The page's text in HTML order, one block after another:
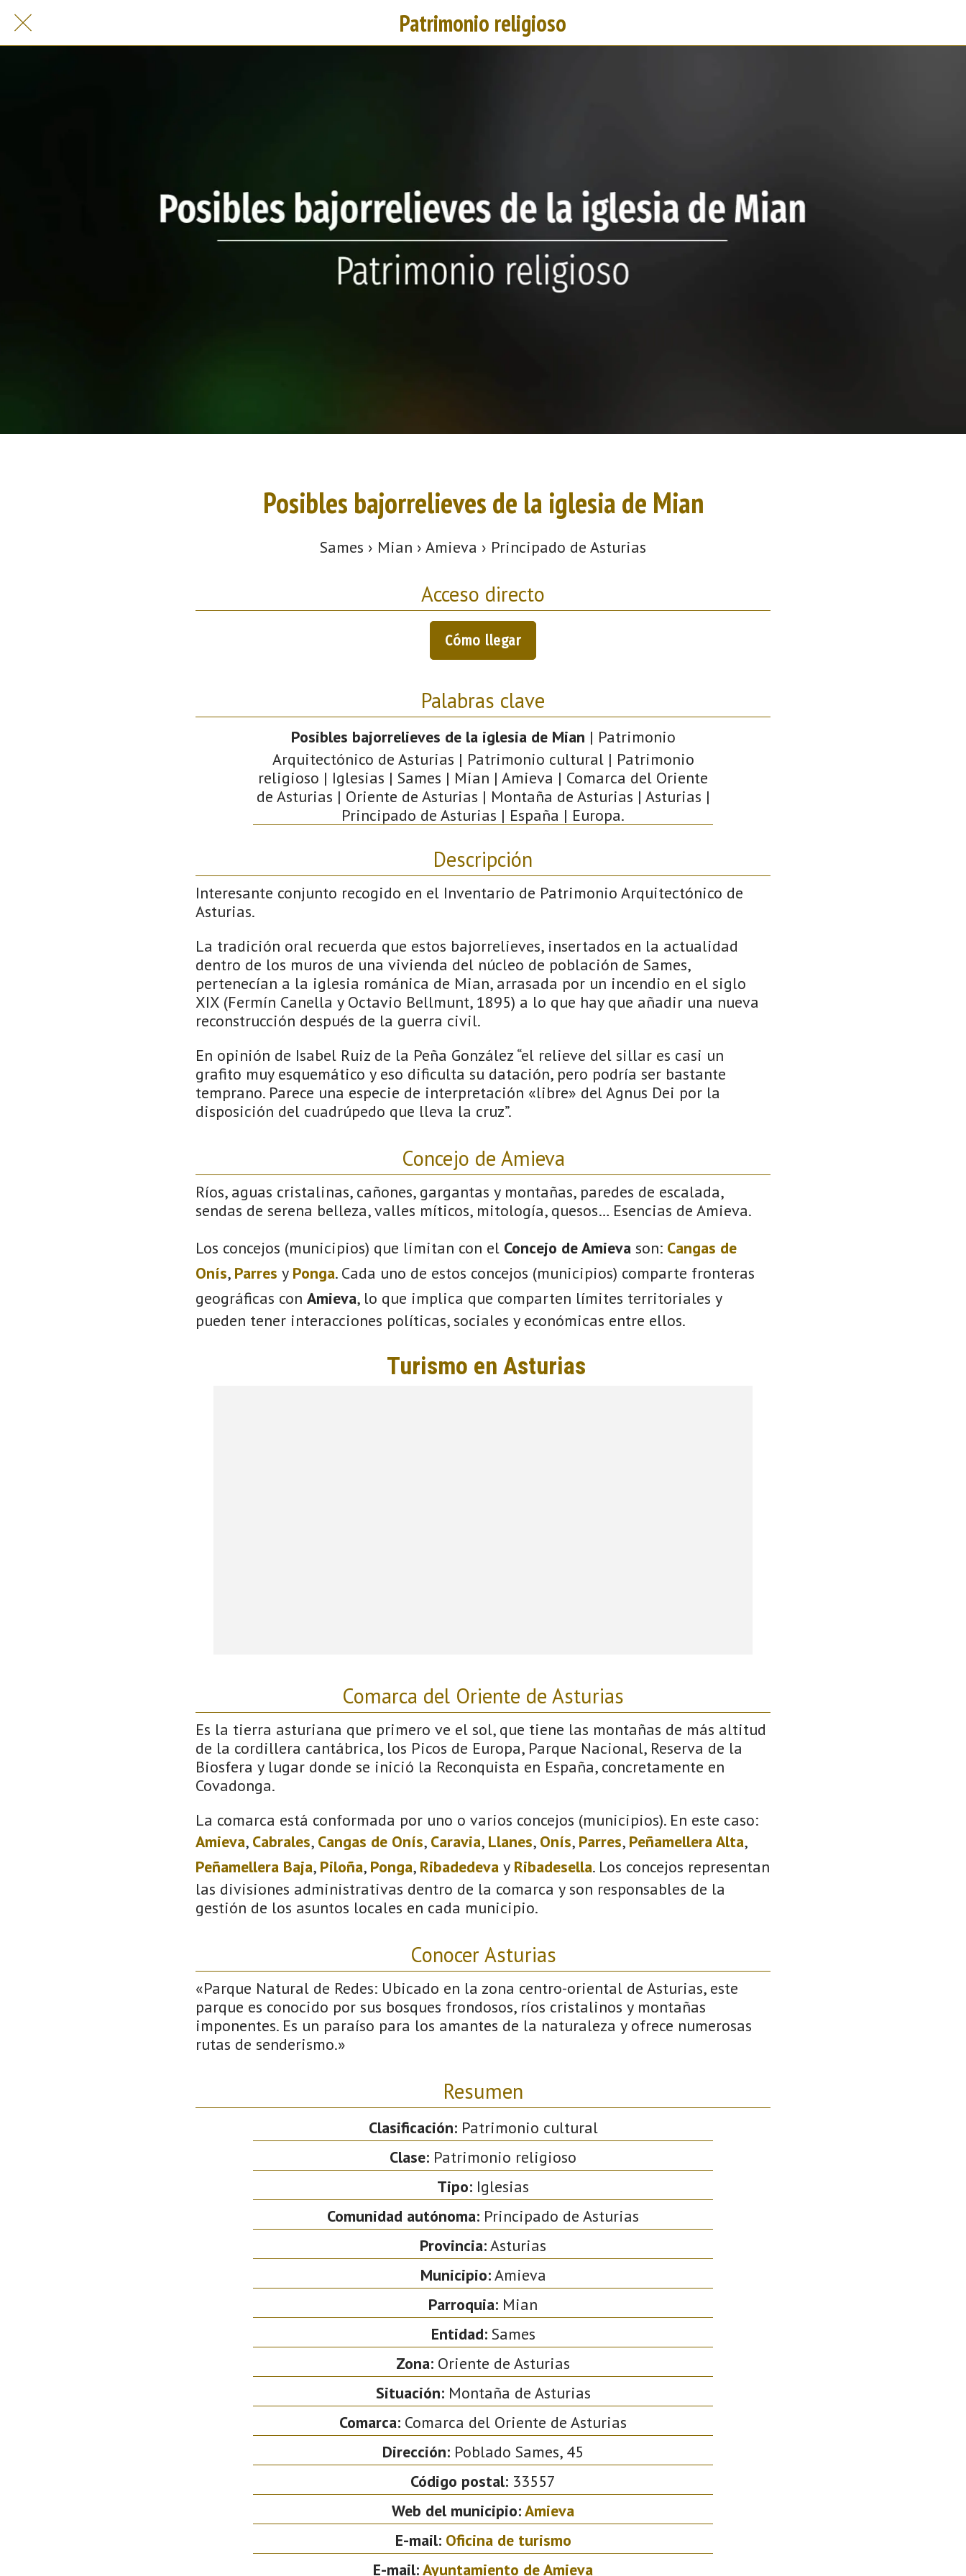
Patrimonio religioso
Posibles bajorrelieves de la iglesia de Mian
Sames › Mian › Amieva › Principado de Asturias
Acceso directo
Cómo llegar
Palabras clave
Posibles bajorrelieves de la iglesia de Mian | Patrimonio
Arquitectónico de Asturias | Patrimonio cultural | Patrimonio
religioso | Iglesias | Sames | Mian | Amieva | Comarca del Oriente
de Asturias | Oriente de Asturias | Montaña de Asturias | Asturias |
Principado de Asturias | España | Europa.
Descripción
Interesante conjunto recogido en el Inventario de Patrimonio Arquitectónico de
Asturias.
La tradición oral recuerda que estos bajorrelieves, insertados en la actualidad
dentro de los muros de una vivienda del núcleo de población de Sames,
pertenecían a la iglesia románica de Mian, arrasada por un incendio en el siglo
XIX (Fermín Canella y Octavio Bellmunt, 1895) a lo que hay que añadir una nueva
reconstrucción después de la guerra civil.
En opinión de Isabel Ruiz de la Peña González “el relieve del sillar es casi un
grafito muy esquemático y eso dificulta su datación, pero podría ser bastante
temprano. Parece una especie de interpretación «libre» del Agnus Dei por la
disposición del cuadrúpedo que lleva la cruz”.
Concejo de Amieva
Ríos, aguas cristalinas, cañones, gargantas y montañas, paredes de escalada,
sendas de serena belleza, valles míticos, mitología, quesos… Esencias de Amieva.
Los concejos (municipios) que limitan con el Concejo de Amieva son: Cangas de
Onís, Parres y Ponga. Cada uno de estos concejos (municipios) comparte fronteras
geográficas con Amieva, lo que implica que comparten límites territoriales y
pueden tener interacciones políticas, sociales y económicas entre ellos.
Comarca del Oriente de Asturias
Es la tierra asturiana que primero ve el sol, que tiene las montañas de más altitud
de la cordillera cantábrica, los Picos de Europa, Parque Nacional, Reserva de la
Biosfera y lugar donde se inició la Reconquista en España, concretamente en
Covadonga.
La comarca está conformada por uno o varios concejos (municipios). En este caso:
Amieva, Cabrales, Cangas de Onís, Caravia, Llanes, Onís, Parres, Peñamellera Alta,
Peñamellera Baja, Piloña, Ponga, Ribadedeva y Ribadesella. Los concejos representan
las divisiones administrativas dentro de la comarca y son responsables de la
gestión de los asuntos locales en cada municipio.
Conocer Asturias
«Parque Natural de Redes: Ubicado en la zona centro-oriental de Asturias, este
parque es conocido por sus bosques frondosos, ríos cristalinos y montañas
imponentes. Es un paraíso para los amantes de la naturaleza y ofrece numerosas
rutas de senderismo.»
Resumen
Clasificación:Patrimonio cultural
Clase: Patrimonio religioso
Tipo: Iglesias
Comunidad autónoma: Principado de Asturias
Provincia:Asturias
Municipio:Amieva
Parroquia: Mian
Entidad:Sames
Zona: Oriente de Asturias
Situación:Montaña de Asturias
Comarca: Comarca del Oriente de Asturias
Dirección: Poblado Sames, 45
Código postal: 33557
Web del municipio:Amieva
E-mail: Oficina de turismo
E-mail:Ayuntamiento de Amieva